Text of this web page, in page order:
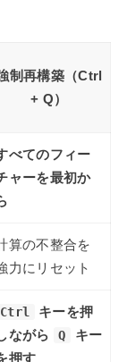
制再構築（Ctrl
+ Q）
べてのフィー
ャーを最初か
算の不整合を
力にリセット
Ctrl
キーを押
ながら
Q
キー
押す